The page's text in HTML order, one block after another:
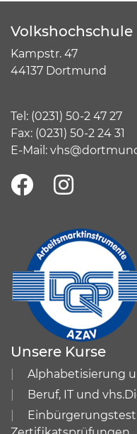
Kampstr. 47
44137 Dortmund
Tel: (0231) 50-2 47 27
Fax: (0231) 50-2 24 31
E-Mail:
Unsere Kurse
Alphabetisierung
Beruf, IT und